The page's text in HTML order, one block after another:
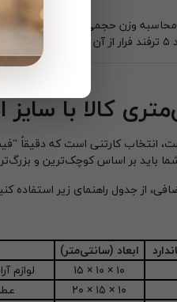
وزن حجمی، پیشنهاد می‌کنیم
کالا با
انتخاب کارتنی است که دقیقاً
باید بر اساس کوچک‌ترین و
از جدول راهنمای زیر استفاده
ابعاد (سانتی‌متر)
۱۵ × ۱۰ × ۱۰
لوازم
۲۰ × ۱۵ × ۱۰